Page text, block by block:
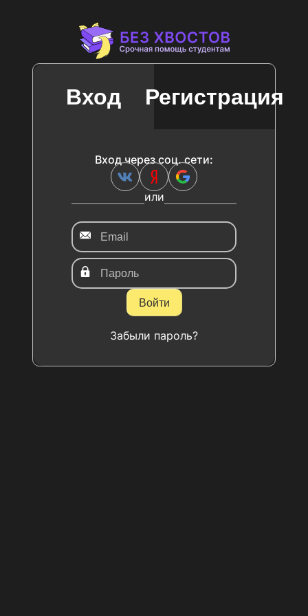
Вход Регистрация
Вход через соц. сети:
или
Войти
Забыли пароль?